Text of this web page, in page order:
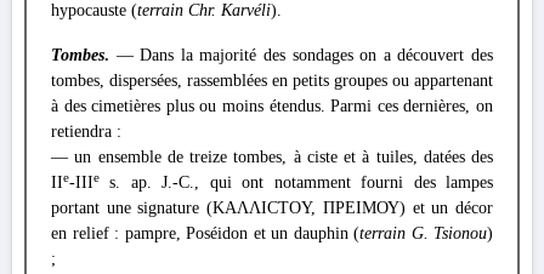
hypocauste (terrain Chr. Karvéli).
Tombes. — Dans la majorité des sondages on a découvert des
tombes, dispersées, rassemblées en petits groupes ou appartenant
à des cimetières plus ou moins étendus. Parmi ces dernières, on
retiendra :
— un ensemble de treize tombes, à ciste et à tuiles, datées des
ΙIe-IIIe
s. ap. J.-C., qui ont notamment fourni des lampes
portant une signature (KAΛΛICTOY, ΠΡΕΙΜΟΥ) et un décor
en relief : pampre, Poséidon et un dauphin (terrain G. Tsionou)
;